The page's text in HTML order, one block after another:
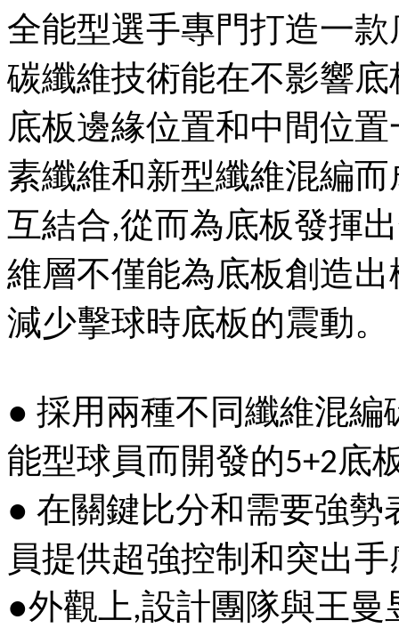
全能型選手專門打造一
碳纖維技術能在不影響
底板邊緣位置和中間位置
素纖維和新型纖維混編而
互結合,從而為底板發揮
維層不僅能為底板創造
減少擊球時底板的震動。
● 採用兩種不同纖維混編
能型球員而開發的5+2底
● 在關鍵比分和需要強勢
員提供超強控制和突出手
●外觀上,設計團隊與王曼